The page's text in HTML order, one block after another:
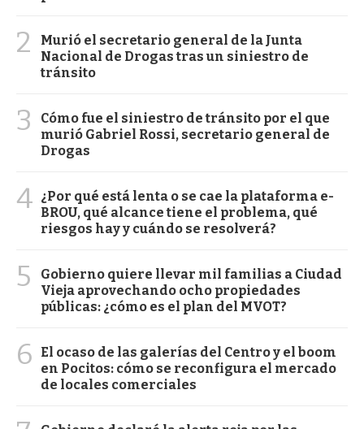
2
Murió el secretario general de la Junta
Nacional de Drogas tras un siniestro de
tránsito
3
Cómo fue el siniestro de tránsito por el que
murió Gabriel Rossi, secretario general de
Drogas
4 ¿Por qué está lenta o se cae la plataforma e-
BROU, qué alcance tiene el problema, qué
riesgos hay y cuándo se resolverá?
5
Gobierno quiere llevar mil familias a Ciudad
Vieja aprovechando ocho propiedades
públicas: ¿cómo es el plan del MVOT?
6
El ocaso de las galerías del Centro y el boom
en Pocitos: cómo se reconfigura el mercado
de locales comerciales